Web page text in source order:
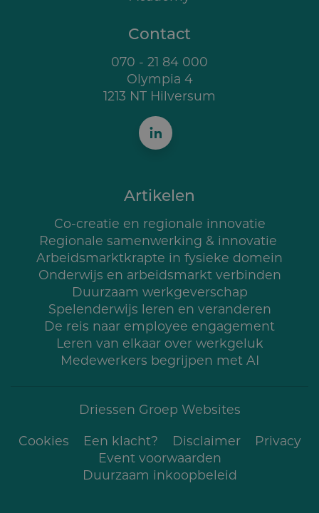
Contact
070 - 21 84 000
Olympia 4
1213 NT Hilversum
Artikelen
Co-creatie en regionale innovatie
Regionale samenwerking & innovatie
Arbeidsmarktkrapte in fysieke domein
Onderwijs en arbeidsmarkt verbinden
Duurzaam werkgeverschap
Spelenderwijs leren en veranderen
De reis naar employee engagement
Leren van elkaar over werkgeluk
Medewerkers begrijpen met AI
Driessen Groep Websites
Voet
Cookies Een klacht? Disclaimer
Privacy
Event voorwaarden
Duurzaam inkoopbe­leid